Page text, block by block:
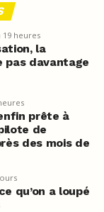
19 heures
la
pas davantage
prête à
de
des mois de
qu’on a loupé